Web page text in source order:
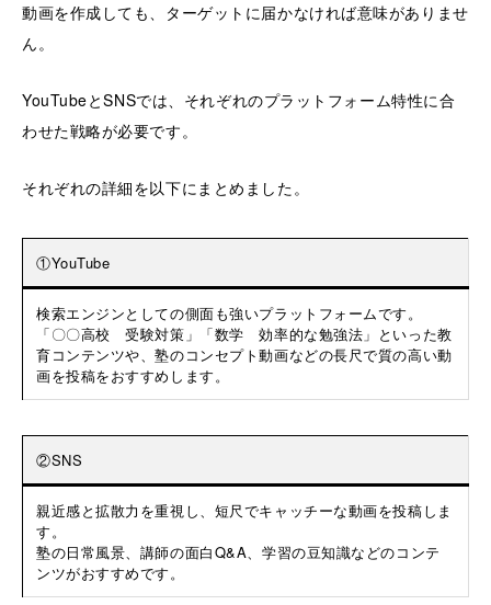
動画を作成しても、ターゲットに届かなければ意味がありませ
ん。
YouTubeとSNSでは、それぞれのプラットフォーム特性に合
わせた戦略が必要です。
それぞれの詳細を以下にまとめました。
①YouTube
検索エンジンとしての側面も強いプラットフォームです。
「〇〇高校 受験対策」「数学 効率的な勉強法」といった教
育コンテンツや、塾のコンセプト動画などの長尺で質の高い動
画を投稿をおすすめします。
②SNS
親近感と拡散力を重視し、短尺でキャッチーな動画を投稿しま
す。
塾の日常風景、講師の面白Q&A、学習の豆知識などのコンテ
ンツがおすすめです。